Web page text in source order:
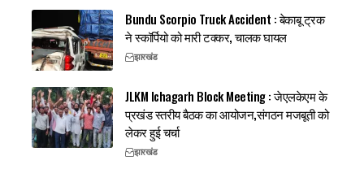
Bundu Scorpio Truck Accident : बेकाबू ट्रक
ने स्कॉर्पियो को मारी टक्कर, चालक घायल
झारखंड
JLKM Ichagarh Block Meeting : जेएलकेएम के
प्रखंड स्तरीय बैठक का आयोजन,संगठन मजबूती को
लेकर हुई चर्चा
झारखंड